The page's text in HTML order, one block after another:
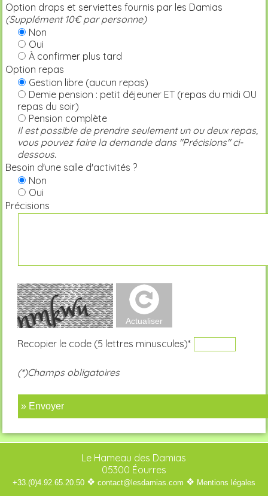
Option draps et serviettes fournis par les Damias
(Supplément 10€ par personne)
Non
Oui
À confirmer plus tard
Option repas
Gestion libre (aucun repas)
Demie pension : petit déjeuner ET (repas du midi OU
repas du soir)
Pension complète
Il est possible de prendre seulement un ou deux repas,
vous pouvez faire la demande dans "Précisions" ci-
dessous.
Besoin d'une salle d'activités ?
Non
Oui
Précisions
Recopier le code (5 lettres minuscules)*
(*)Champs obligatoires
» Envoyer
Le Hameau des Damias
05300 Éourres
+33.(0)4.92.65.20.50 ❖ contact@lesdamias.com ❖ Mentions légales